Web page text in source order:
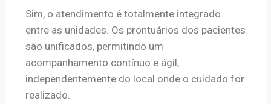
Sim, o atendimento é totalmente integrado
entre as unidades. Os prontuários dos pacientes
são unificados, permitindo um
acompanhamento contínuo e ágil,
independentemente do local onde o cuidado for
realizado.